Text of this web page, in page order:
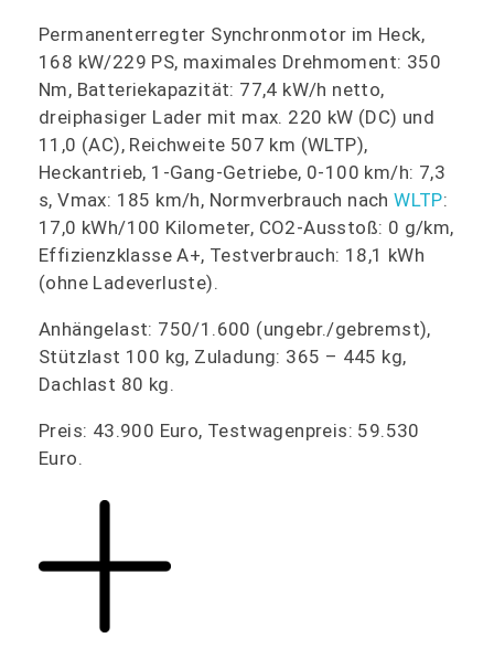
Permanenterregter Synchronmotor im Heck,
168 kW/229 PS, maximales Drehmoment: 350
Nm, Batteriekapazität: 77,4 kW/h netto,
dreiphasiger Lader mit max. 220 kW (DC) und
11,0 (AC), Reichweite 507 km (WLTP),
Heckantrieb, 1-Gang-Getriebe, 0-100 km/h: 7,3
s, Vmax: 185 km/h, Normverbrauch nachWLTP:
17,0 kWh/100 Kilometer, CO2-Ausstoß: 0 g/km,
Effizienzklasse A+, Testverbrauch: 18,1 kWh
(ohne Ladeverluste).
Anhängelast: 750/1.600 (ungebr./gebremst),
Stützlast 100 kg, Zuladung: 365 – 445 kg,
Dachlast 80 kg.
Preis: 43.900 Euro, Testwagenpreis: 59.530
Euro.